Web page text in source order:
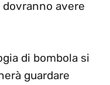
dovranno avere
di bombola si
guardare